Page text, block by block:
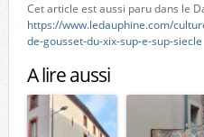
Cet article est aussi paru dans le
https://www.ledauphine.com/
de-gousset-du-xix-sup-e-sup-siecle
A lire aussi